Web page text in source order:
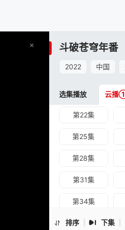
我
斗破苍穹年番
2022 中国
排序 下集
选集播放 云播
第13集
第16集
第19集
第22集
第25集
第28集
第31集
第34集
第37集